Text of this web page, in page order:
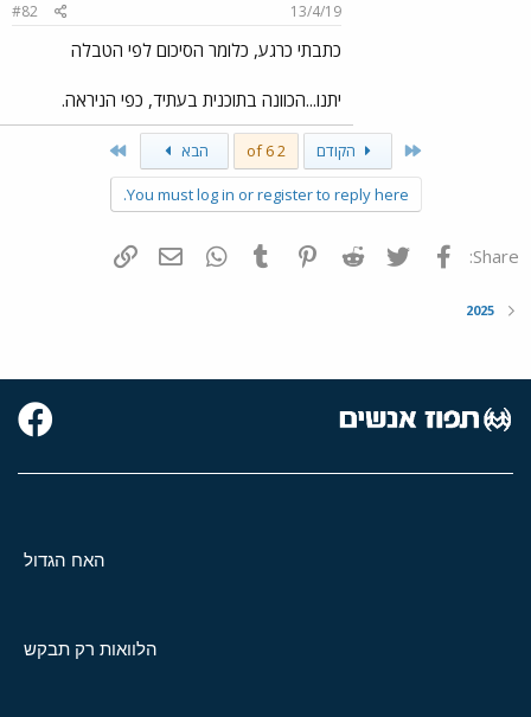
13/4/19
#82
כתבתי כרגע, כלומר הסיכום לפי הטבלה
יתנו...הכוונה בתוכנית בעתיד, כפי הניראה.
First הקודם 2 of 6 הבא
You must log in or register to reply here.
Share: פייסבוק Twitter
Reddit
Pinterest
Tumblr
WhatsAppדואר אלקטרוני
2025
האח הגדול
הלוואות רק תבקש